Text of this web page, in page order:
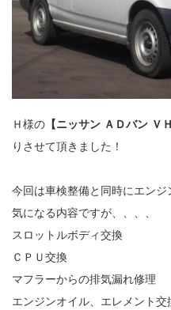
Ｈ様の 【ニッサン ＡＤバン Ｖ
りさせて頂きました！
今回は車検整備と同時にエンジ
気になる内容ですが、、、、
スロットルボディ交換
ＣＰＵ交換
マフラーからの排気漏れ修理
エンジンオイル、エレメント交